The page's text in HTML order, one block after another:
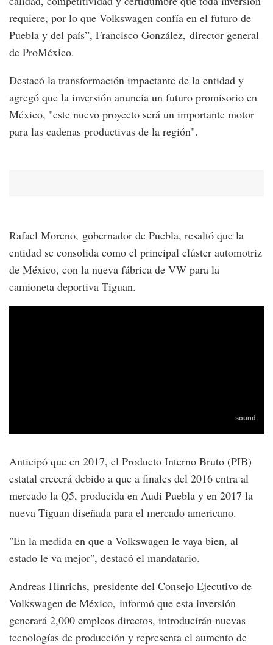
requiere, por lo que Volkswagen confía en el futuro de
Puebla y del país”, Francisco González, director general
de ProMéxico.
Destacó la transformación impactante de la entidad y
agregó que la inversión anuncia un futuro promisorio en
México, "este nuevo proyecto será un importante motor
para las cadenas productivas de la región".
Rafael Moreno, gobernador de Puebla, resaltó que la
entidad se consolida como el principal clúster automotriz
de México, con la nueva fábrica de VW para la
camioneta deportiva Tiguan.
Anticipó que en 2017, el Producto Interno Bruto (PIB)
estatal crecerá debido a que a finales del 2016 entra al
mercado la Q5, producida en Audi Puebla y en 2017 la
nueva Tiguan diseñada para el mercado americano.
"En la medida en que a Volkswagen le vaya bien, al
estado le va mejor", destacó el mandatario.
Andreas Hinrichs, presidente del Consejo Ejecutivo de
Volkswagen de México, informó que esta inversión
generará 2,000 empleos directos, introducirán nuevas
tecnologías de producción y representa el aumento de